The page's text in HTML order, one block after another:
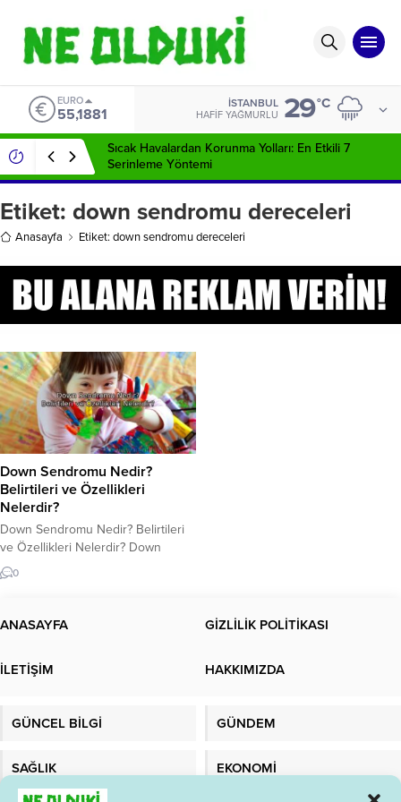
EURO
55,1881
İSTANBUL
HAFIF YAĞMURLU 29°C
Sıcak Havalardan Korunma Yolları: En Etkili 7
Serinleme Yöntemi
Etiket: down sendromu dereceleri
Anasayfa Etiket: down sendromu dereceleri
Down Sendromu Nedir?
Belirtileri ve Özellikleri
Nelerdir?
Down Sendromu Nedir? Belirtileri
ve Özellikleri Nelerdir? Down
Sendromu Nedir? Down Sendromu,
çoğunlukla kromozom
her yaşta görülen bir genetik
oluşturduğu bir anomaliye bağlı
Down Sendromu, dünya çapında
0
ANASAYFA GİZLİLİK POLİTİKASI
İLETİŞİM HAKKIMIZDA
GÜNCEL BİLGİ GÜNDEM
SAĞLIK EKONOMİ